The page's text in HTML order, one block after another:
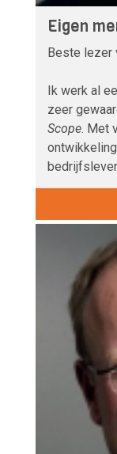
Eigen
Beste lezer
Ik werk al
zeer
Scope. Met